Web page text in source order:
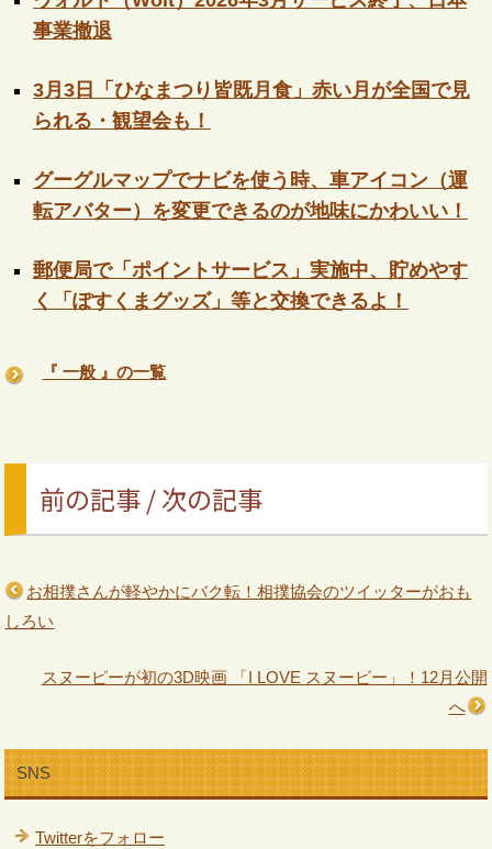
事業撤退
3月3日「ひなまつり皆既月食」赤い月が全国で見
られる・観望会も！
グーグルマップでナビを使う時、車アイコン（運
転アバター）を変更できるのが地味にかわいい！
郵便局で「ポイントサービス」実施中、貯めやす
く「ぽすくまグッズ」等と交換できるよ！
『 一般 』の一覧
前の記事 / 次の記事
お相撲さんが軽やかにバク転！相撲協会のツイッターがおも
しろい
スヌーピーが初の3D映画 「I LOVE スヌーピー」！12月公開
へ
SNS
Twitterをフォロー